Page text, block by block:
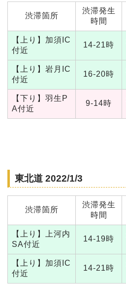
渋滞箇所
渋滞発生
時間
【上り】加須IC
付近
14-21時
【上り】岩月IC
付近
16-20時
【下り】羽生P
A付近
9-14時
東北道 2022/1/3
渋滞箇所
渋滞発生
時間
【上り】上河内
SA付近
14-19時
【上り】加須IC
付近
14-21時